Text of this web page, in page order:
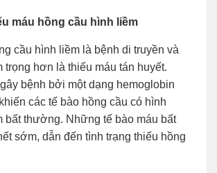
máu hồng cầu hình liềm
cầu hình liềm là bệnh di truyền và
trọng hơn là thiếu máu tán huyết.
bệnh bởi một dạng hemoglobin
các tế bào hồng cầu có hình
bất thường. Những tế bào máu bất
sớm, dẫn đến tình trạng thiếu hồng